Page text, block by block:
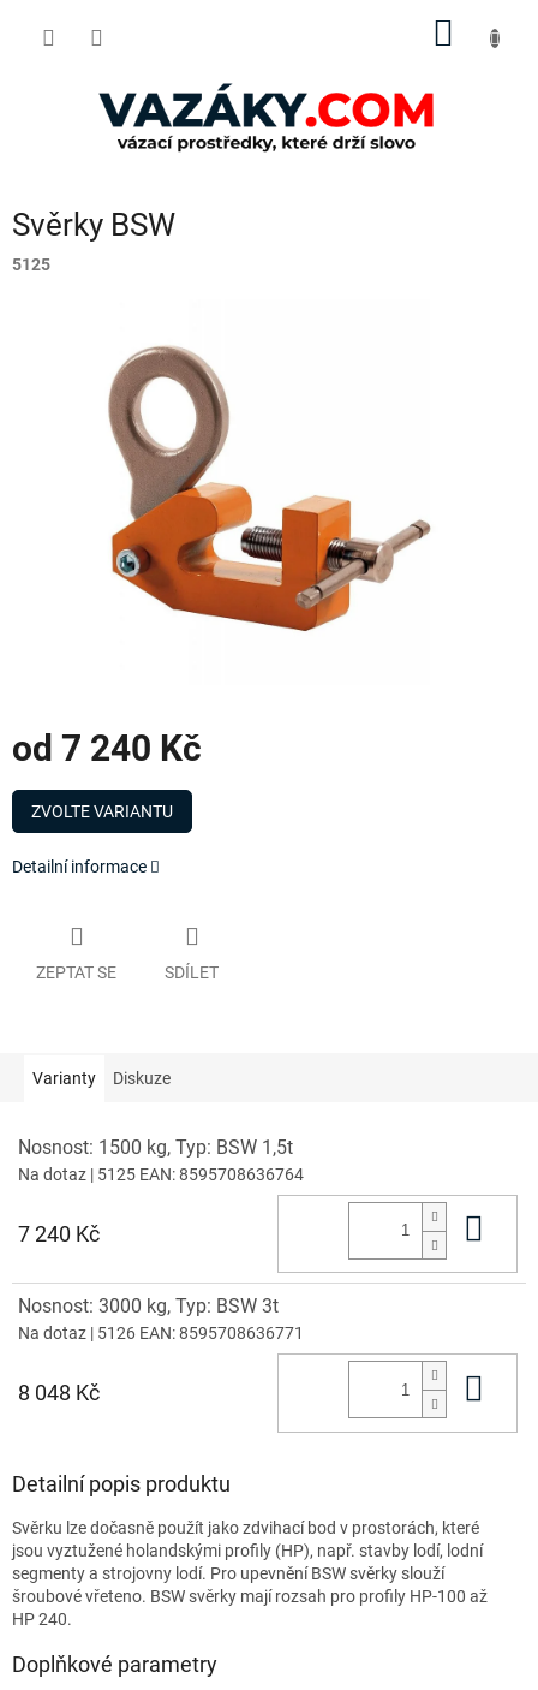
Svěrky BSW
5125
od 7 240 Kč
Měrná
cena:
ZVOLTE VARIANTU
Detailní informace
ZEPTAT SE SDÍLET
Varianty Diskuze
Nosnost: 1500 kg, Typ: BSW 1,5t
Na dotaz | 5125 EAN:8595708636764
7 240 Kč
Nosnost: 3000 kg, Typ: BSW 3t
Na dotaz | 5126 EAN:8595708636771
8 048 Kč
Detailní popis produktu
Svěrku lze dočasně použít jako zdvihací bod v prostorách, které
jsou vyztužené holandskými profily (HP), např. stavby lodí, lodní
segmenty a strojovny lodí. Pro upevnění BSW svěrky slouží
šroubové vřeteno. BSW svěrky mají rozsah pro profily HP-100 až
HP 240.
Doplňkové parametry